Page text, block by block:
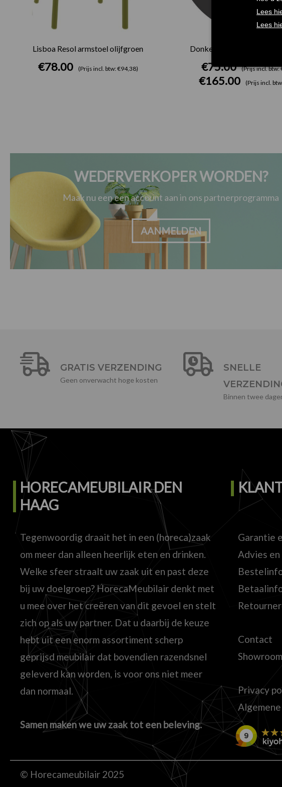
Lisboa Resol armstoel olijfgroen
€78.00 (Prijs incl. btw: €94,38)
Donkergrijs
€75.00 (Prijs incl. btw:
€165.00 (Prijs incl.
WEDERVERKOPER WORDEN?
Maak nu een een account aan in ons partnerprogramma
AANMELDEN
GRATIS VERZENDING
Geen onverwacht hoge kosten
SNELLE
Binnen twee
HORECAMEUBILAIR DEN
HAAG
Tegenwoordig draait het in een (horeca)zaak
om meer dan alleen heerlijk eten en drinken.
Welke sfeer straalt uw zaak uit en past deze
bij uw doelgroep? HorecaMeubilair denkt met
u mee over het creëren van dit gevoel en stelt
zich op als uw partner. Dat u daarbij de keuze
hebt uit een enorm assortiment scherp
geprijsd meubilair dat bovendien razendsnel
geleverd kan worden, is voor ons niet meer
dan normaal.
Samen maken we uw zaak tot een beleving.
Garantie
Advies
Contact
Showroom
Privacy
© Horecameubilair 2025